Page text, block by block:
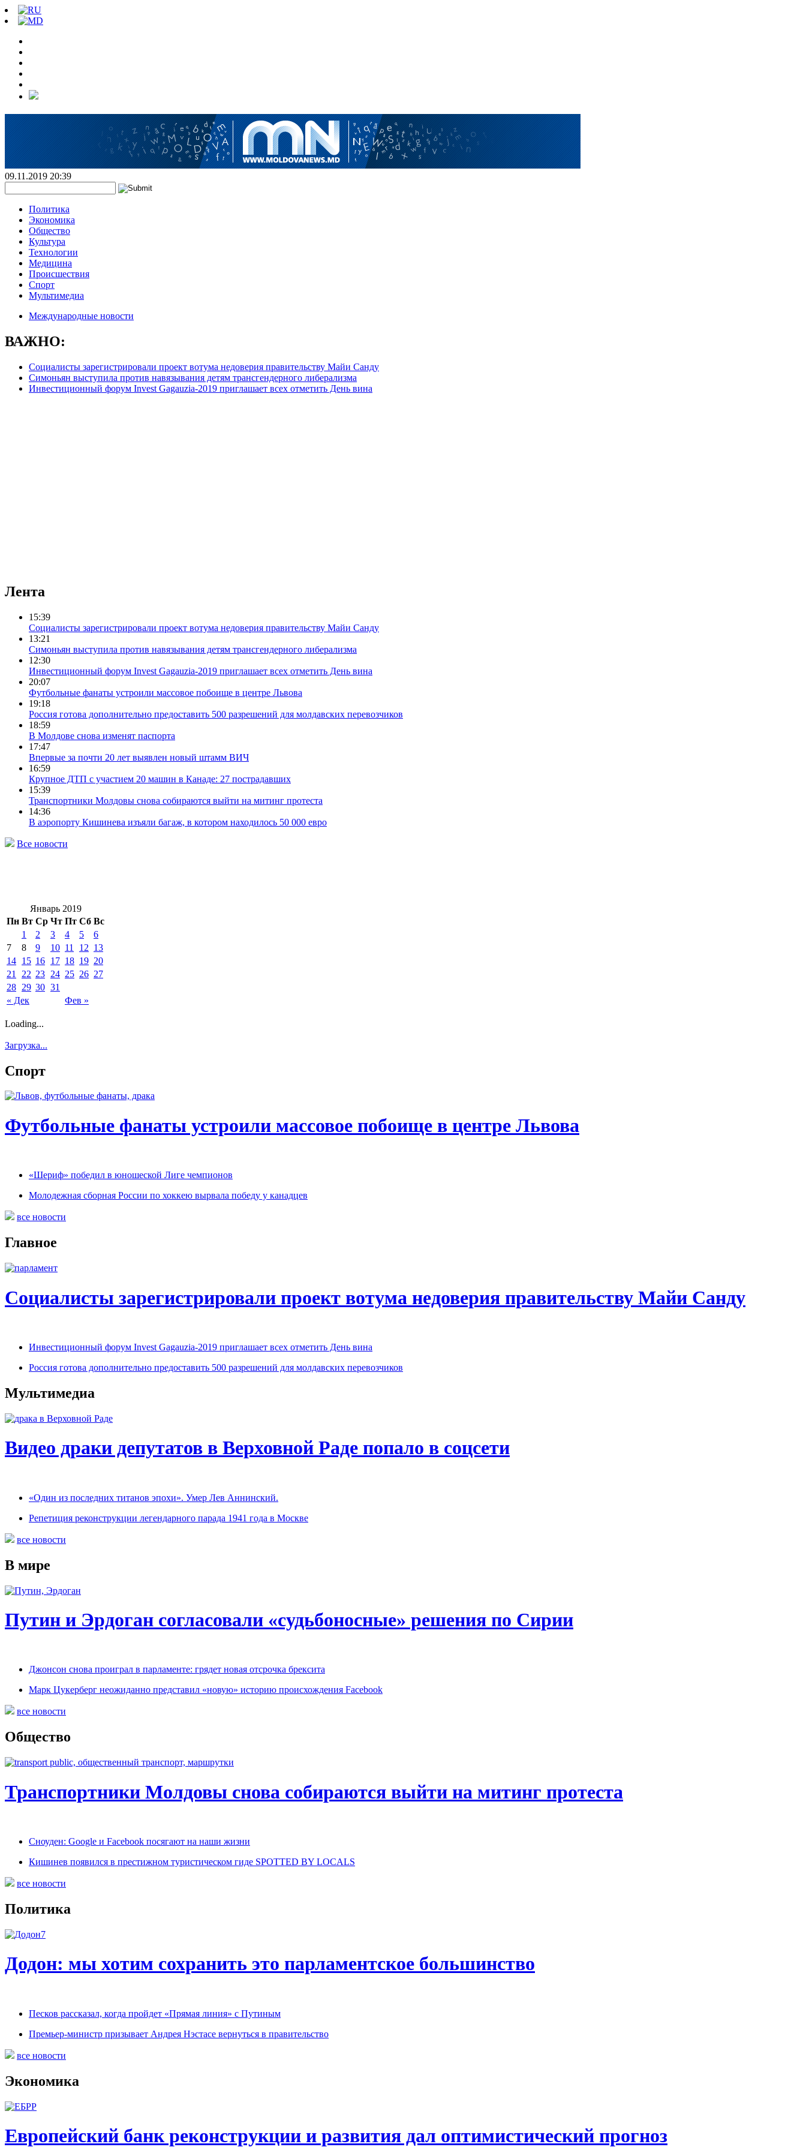
09.11.2019 20:39
Политика
Экономика
Общество
Культура
Технологии
Медицина
Происшествия
Спорт
Мультимедиа
Международные новости
ВАЖНО:
Социалисты зарегистрировали проект вотума недоверия правительству Майи Санду
Симоньян выступила против навязывания детям трансгендерного либерализма
Инвестиционный форум Invest Gagauzia-2019 приглашает всех отметить День вина
Лента
15:39
Социалисты зарегистрировали проект вотума недоверия правительству Майи Санду
13:21
Симоньян выступила против навязывания детям трансгендерного либерализма
12:30
Инвестиционный форум Invest Gagauzia-2019 приглашает всех отметить День вина
20:07
Футбольные фанаты устроили массовое побоище в центре Львова
19:18
Россия готова дополнительно предоставить 500 разрешений для молдавских перевозчиков
18:59
В Молдове снова изменят паспорта
17:47
Впервые за почти 20 лет выявлен новый штамм ВИЧ
16:59
Крупное ДТП с участием 20 машин в Канаде: 27 пострадавших
15:39
Транспортники Молдовы снова собираются выйти на митинг протеста
14:36
В аэропорту Кишинева изъяли багаж, в котором находилось 50 000 евро
Все новости
Январь 2019
Пн Вт Ср Чт Пт Сб Вс
« Дек Фев »
1 2 3 4 5
6
7
8 9 10 11 12 13
14 15 16 17 18 19 20
21
22 23 24 25 26 27
28 29 30 31
Loading...
Загрузка...
Спорт
Футбольные фанаты устроили массовое побоище в центре Львова
«Шериф» победил в юношеской Лиге чемпионов
Молодежная сборная России по хоккею вырвала победу у канадцев
все новости
Главное
Социалисты зарегистрировали проект вотума недоверия правительству Майи Санду
Инвестиционный форум Invest Gagauzia-2019 приглашает всех отметить День вина
Россия готова дополнительно предоставить 500 разрешений для молдавских перевозчиков
Мультимедиа
Видео драки депутатов в Верховной Раде попало в соцсети
«Один из последних титанов эпохи». Умер Лев Аннинский.
Репетиция реконструкции легендарного парада 1941 года в Москве
все новости
В мире
Путин и Эрдоган согласовали «судьбоносные» решения по Сирии
Джонсон снова проиграл в парламенте: грядет новая отсрочка брексита
Марк Цукерберг неожиданно представил «новую» историю происхождения Facebook
все новости
Общество
Транспортники Молдовы снова собираются выйти на митинг протеста
Сноуден: Google и Facebook посягают на наши жизни
Кишинев появился в престижном туристическом гиде SPOTTED BY LOCALS
все новости
Политика
Додон: мы хотим сохранить это парламентское большинство
Песков рассказал, когда пройдет «Прямая линия» с Путиным
Премьер-министр призывает Андрея Нэстасе вернуться в правительство
все новости
Экономика
Европейский банк реконструкции и развития дал оптимистический прогноз